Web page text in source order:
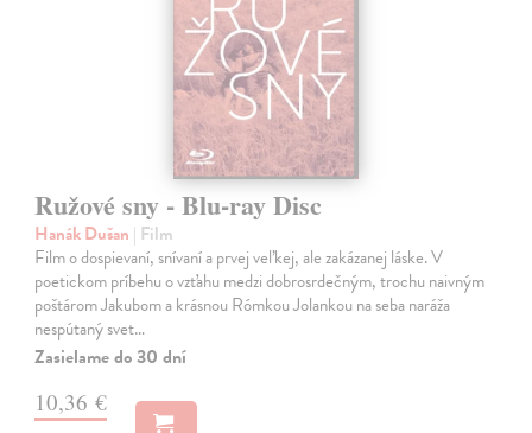
Ružové sny - Blu-ray Disc
Hanák Dušan | Film
Film o dospievaní, snívaní a prvej veľkej, ale zakázanej láske. V
poetickom príbehu o vzťahu medzi dobrosrdečným, trochu naivným
poštárom Jakubom a krásnou Rómkou Jolankou na seba naráža
nespútaný svet…
Zasielame do 30 dní
10,36 €